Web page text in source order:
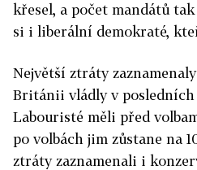
křesel, a počet mandátů
si i liberální demokraté,
Největší ztráty
Británii vládly v
Labouristé měli před
po volbách jim zůstane na
ztráty zaznamenali i